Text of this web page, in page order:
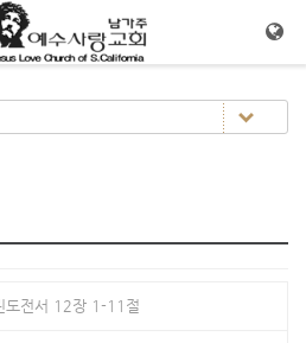
뉴 건너뛰기
도전서 12장 1-11절